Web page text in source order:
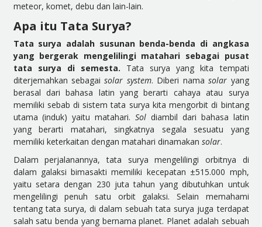
meteor, komet, debu dan lain-lain.
Apa itu Tata Surya?
Tata surya adalah susunan benda-benda di angkasa
yang bergerak mengelilingi matahari sebagai pusat
tata surya di semesta. Tata surya yang kita tempati
diterjemahkan sebagaisolar system. Diberi namasolar yang
berasal dari bahasa latin yang berarti cahaya atau surya
memiliki sebab di sistem tata surya kita mengorbit di bintang
utama (induk) yaitu matahari. Sol diambil dari bahasa latin
yang berarti matahari, singkatnya segala sesuatu yang
memiliki keterkaitan dengan matahari dinamakan solar.
Dalam perjalanannya, tata surya mengelilingi orbitnya di
dalam galaksi bimasakti memiliki kecepatan ±515.000 mph,
yaitu setara dengan 230 juta tahun yang dibutuhkan untuk
mengelilingi penuh satu orbit galaksi. Selain memahami
tentang tata surya, di dalam sebuah tata surya juga terdapat
salah satu benda yang bernama planet. Planet adalah sebuah